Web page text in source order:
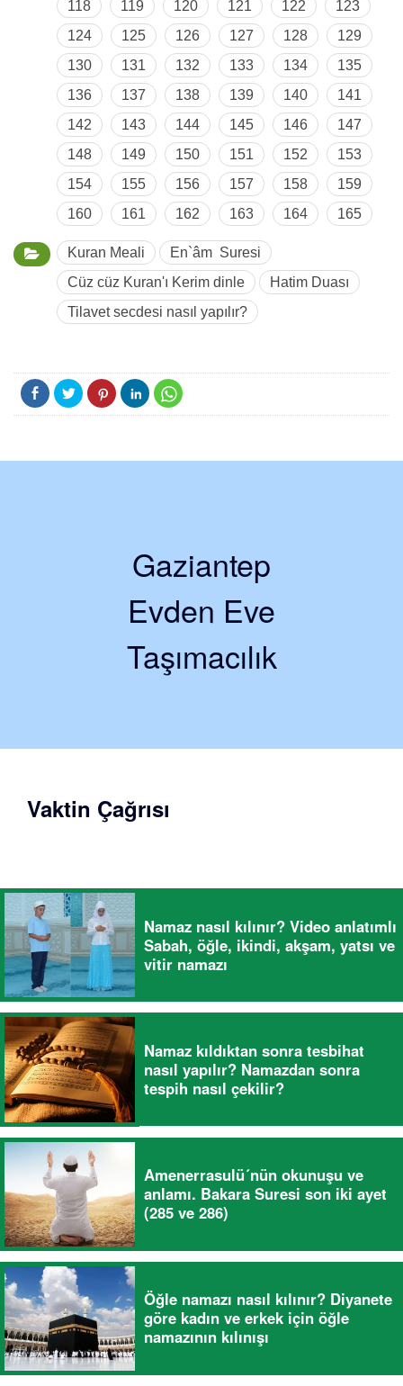
118
119 120 121 122
123
124
125 126 127 128
129
130
131 132 133 134
135
136
137 138 139 140
141
142
143 144 145 146
147
148
149 150 151 152
153
154
155 156 157 158
159
160
161 162 163 164 165
Kuran Meali
En`âm Suresi
Cüz cüz Kuran'ı Kerim dinle
Hatim Duası
Tilavet secdesi nasıl yapılır?
Gaziantep
Evden Eve
Taşımacılık
Vaktin Çağrısı
Namaz nasıl kılınır? Video anlatımlı
Sabah, öğle, ikindi, akşam, yatsı ve
vitir namazı
Namaz kıldıktan sonra tesbihat
nasıl yapılır? Namazdan sonra
tespih nasıl çekilir?
Amenerrasulü´nün okunuşu ve
anlamı. Bakara Suresi son iki ayet
(285 ve 286)
Öğle namazı nasıl kılınır? Diyanete
göre kadın ve erkek için öğle
namazının kılınışı